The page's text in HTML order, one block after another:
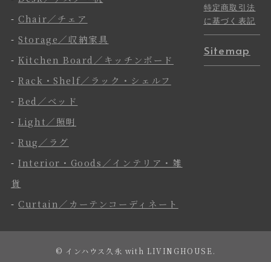
- Chair／チェア
-Storage／収納家具
-Kitchen Board／キッチンボード
-Rack・Shelf／ラック・シェルフ
-Bed／ベッド
-Light／照明
-Rug／ラグ
-Interior・Goods／インテリア・雑
貨
- Curtain／カーテンコーディネート
特定商取引法
に基づく表記
Sitemap
© インハウス久永 with LIVINGHOUSE.